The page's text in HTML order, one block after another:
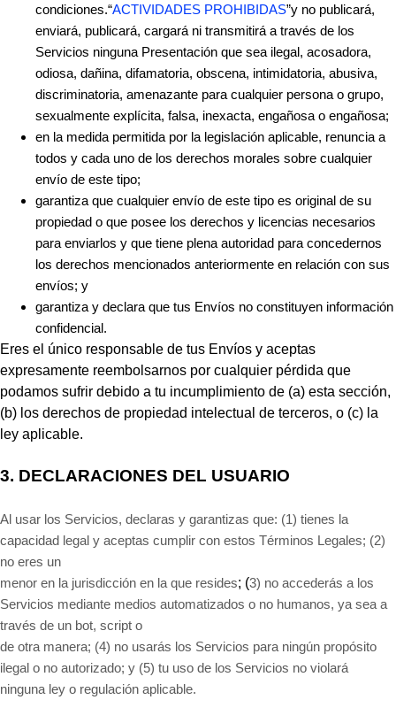
condiciones.“ACTIVIDADES PROHIBIDAS”y no publicará,
enviará, publicará, cargará ni transmitirá a través de los
Servicios ninguna Presentación que sea ilegal, acosadora,
odiosa, dañina, difamatoria, obscena, intimidatoria, abusiva,
discriminatoria, amenazante para cualquier persona o grupo,
sexualmente explícita, falsa, inexacta, engañosa o engañosa;
en la medida permitida por la legislación aplicable, renuncia a
todos y cada uno de los derechos morales sobre cualquier
envío de este tipo;
garantiza que cualquier envío de este tipo es original de su
propiedad o que posee los derechos y licencias necesarios
para enviarlos y que tiene plena autoridad para concedernos
los derechos mencionados anteriormente en relación con sus
envíos; y
garantiza y declara que tus Envíos no constituyen información
confidencial.
Eres el único responsable de tus Envíos y aceptas
expresamente reembolsarnos por cualquier pérdida que
podamos sufrir debido a tu incumplimiento de (a) esta sección,
(b) los derechos de propiedad intelectual de terceros, o (c) la
ley aplicable.
3. DECLARACIONES DEL USUARIO
Al usar los Servicios, declaras y garantizas que: (1 ) tienes la
capacidad legal y aceptas cumplir con estos Términos Legales; (2)
no eres un
menor en la jurisdicción en la que resides; (3) no accederás a los
Servicios mediante medios automatizados o no humanos, ya sea a
través de un bot, script o
de otra manera; (4) no usarás los Servicios para ningún propósito
ilegal o no autorizado; y (5) tu uso de los Servicios no violará
ninguna ley o regulación aplicable.